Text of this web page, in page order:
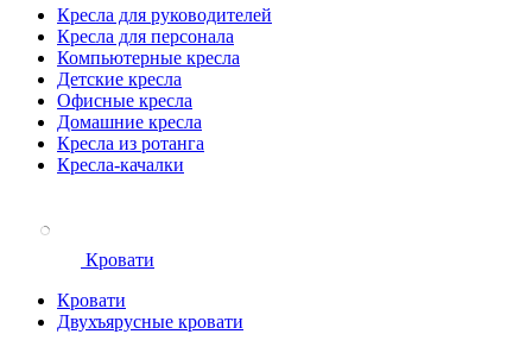
Кресла для руководителей
Кресла для персонала
Компьютерные кресла
Детские кресла
Офисные кресла
Домашние кресла
Кресла из ротанга
Кресла-качалки
Кровати
Кровати
Двухъярусные кровати